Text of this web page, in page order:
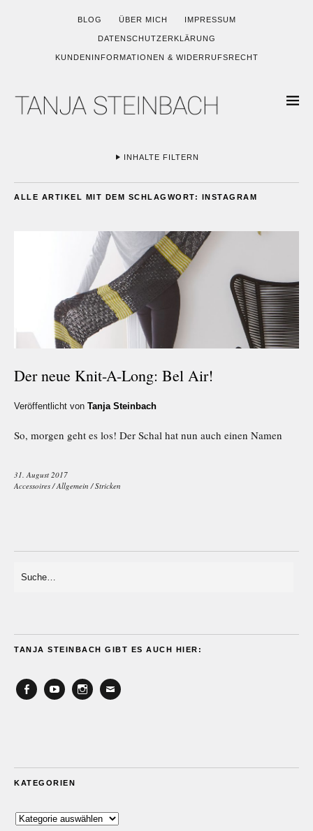
BLOG ÜBER MICH IMPRESSUM
DATENSCHUTZERKLÄRUNG
KUNDENINFORMATIONEN & WIDERRUFSRECHT
INHALTE FILTERN
ALLE ARTIKEL MIT DEM SCHLAGWORT: INSTAGRAM
Der neue Knit-A-Long: Bel Air!
Veröffentlicht von Tanja Steinbach
So, morgen geht es los! Der Schal hat nun auch einen Namen
31. August 2017
Accessoires/Allgemein /Stricken
TANJA STEINBACH GIBT ES AUCH HIER:
KATEGORIEN
Kategorien